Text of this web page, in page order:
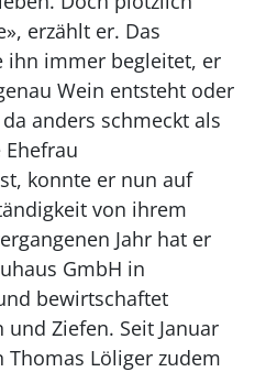
erzählt er. Das
ihn immer begleitet, er
Wein entsteht oder
anders schmeckt als
konnte er nun auf
von ihrem
Jahr hat er
GmbH in
bewirtschaftet
Ziefen. Seit Januar
Löliger zudem